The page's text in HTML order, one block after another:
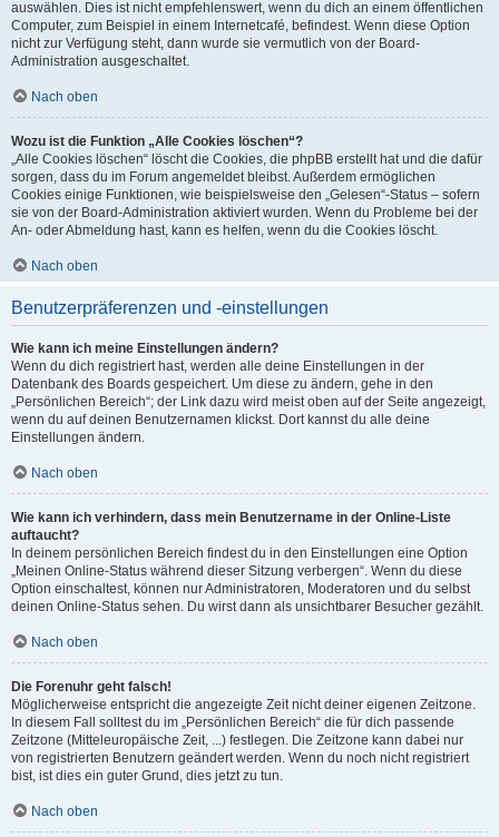
auswählen. Dies ist nicht empfehlenswert, wenn du dich an einem öffentlichen
Computer, zum Beispiel in einem Internetcafé, befindest. Wenn diese Option
nicht zur Verfügung steht, dann wurde sie vermutlich von der Board-
Administration ausgeschaltet.
Nach oben
Wozu ist die Funktion „Alle Cookies löschen“?
„Alle Cookies löschen“ löscht die Cookies, die phpBB erstellt hat und die dafür
sorgen, dass du im Forum angemeldet bleibst. Außerdem ermöglichen
Cookies einige Funktionen, wie beispielsweise den „Gelesen“-Status – sofern
sie von der Board-Administration aktiviert wurden. Wenn du Probleme bei der
An- oder Abmeldung hast, kann es helfen, wenn du die Cookies löscht.
Nach oben
Benutzerpräferenzen und -einstellungen
Wie kann ich meine Einstellungen ändern?
Wenn du dich registriert hast, werden alle deine Einstellungen in der
Datenbank des Boards gespeichert. Um diese zu ändern, gehe in den
„Persönlichen Bereich“; der Link dazu wird meist oben auf der Seite angezeigt,
wenn du auf deinen Benutzernamen klickst. Dort kannst du alle deine
Einstellungen ändern.
Nach oben
Wie kann ich verhindern, dass mein Benutzername in der Online-Liste
auftaucht?
In deinem persönlichen Bereich findest du in den Einstellungen eine Option
„Meinen Online-Status während dieser Sitzung verbergen“. Wenn du diese
Option einschaltest, können nur Administratoren, Moderatoren und du selbst
deinen Online-Status sehen. Du wirst dann als unsichtbarer Besucher gezählt.
Nach oben
Die Forenuhr geht falsch!
Möglicherweise entspricht die angezeigte Zeit nicht deiner eigenen Zeitzone.
In diesem Fall solltest du im „Persönlichen Bereich“ die für dich passende
Zeitzone (Mitteleuropäische Zeit, ...) festlegen. Die Zeitzone kann dabei nur
von registrierten Benutzern geändert werden. Wenn du noch nicht registriert
bist, ist dies ein guter Grund, dies jetzt zu tun.
Nach oben